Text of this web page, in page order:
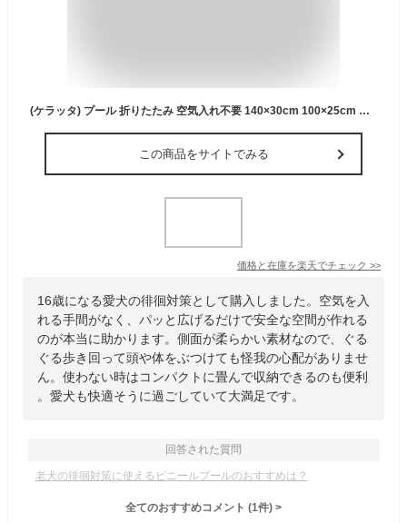
(ケラッタ) プール 折りたたみ 空気入れ不要 140×30cm 100×25cm ビニールプール 水遊び 丸型 円形 ベビー 子供 子ども こども 赤ちゃん ファミリー 折りたたみ 折り畳み 折畳み 家庭用 夏 コンパクト かわいい ボールプール 砂遊び
この商品をサイトでみる
価格と在庫を楽天でチェック >>
16歳になる愛犬の徘徊対策として購入しました。空気を入
れる手間がなく、パッと広げるだけで安全な空間が作れる
のが本当に助かります。側面が柔らかい素材なので、ぐる
ぐる歩き回って頭や体をぶつけても怪我の心配がありませ
ん。使わない時はコンパクトに畳んで収納できるのも便利
。愛犬も快適そうに過ごしていて大満足です。
回答された質問
老犬の徘徊対策に使えるビニールプールのおすすめは？
全てのおすすめコメント (1件) >